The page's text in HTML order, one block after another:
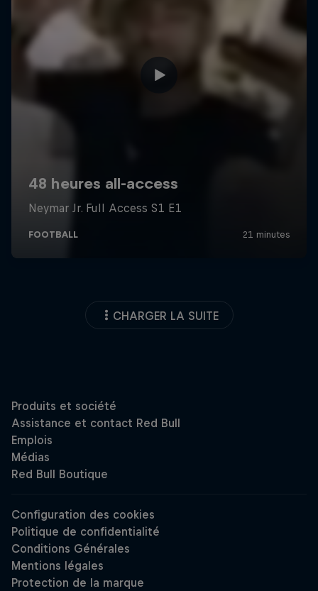
CHARGER LA SUITE